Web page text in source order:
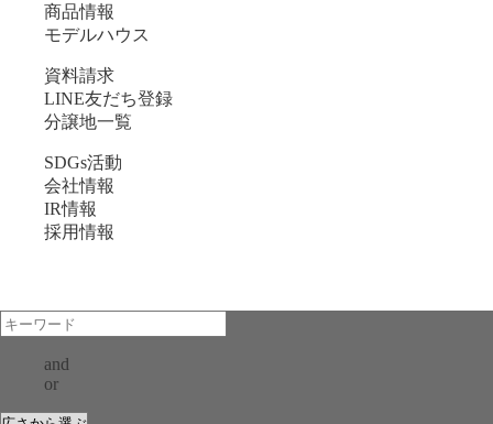
商品情報
モデルハウス
資料請求
LINE友だち登録
分譲地一覧
SDGs活動
会社情報
IR情報
採用情報
and
or